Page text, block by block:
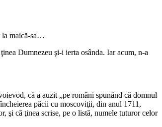
la maică-sa…
Dumnezeu şi-i ierta osânda. Iar acum, n-a
că a auzit „pe români spunând că domnul
păcii cu moscoviţii, din anul 1711,
şi că ţinea scrise, pe o listă, numele tuturor celor